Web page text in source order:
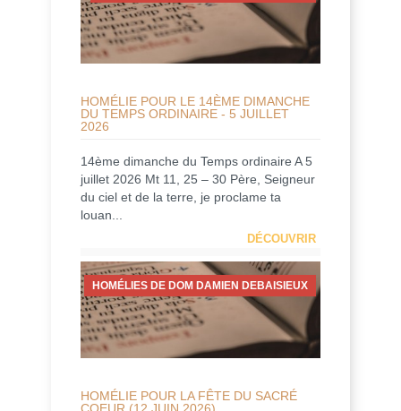
HOMÉLIE POUR LE 14ÈME DIMANCHE
DU TEMPS ORDINAIRE - 5 JUILLET
2026
14ème dimanche du Temps ordinaire A 5
juillet 2026 Mt 11, 25 – 30 Père, Seigneur
du ciel et de la terre, je proclame ta
louan...
DÉCOUVRIR
HOMÉLIES DE DOM DAMIEN DEBAISIEUX
HOMÉLIE POUR LA FÊTE DU SACRÉ
COEUR (12 JUIN 2026)